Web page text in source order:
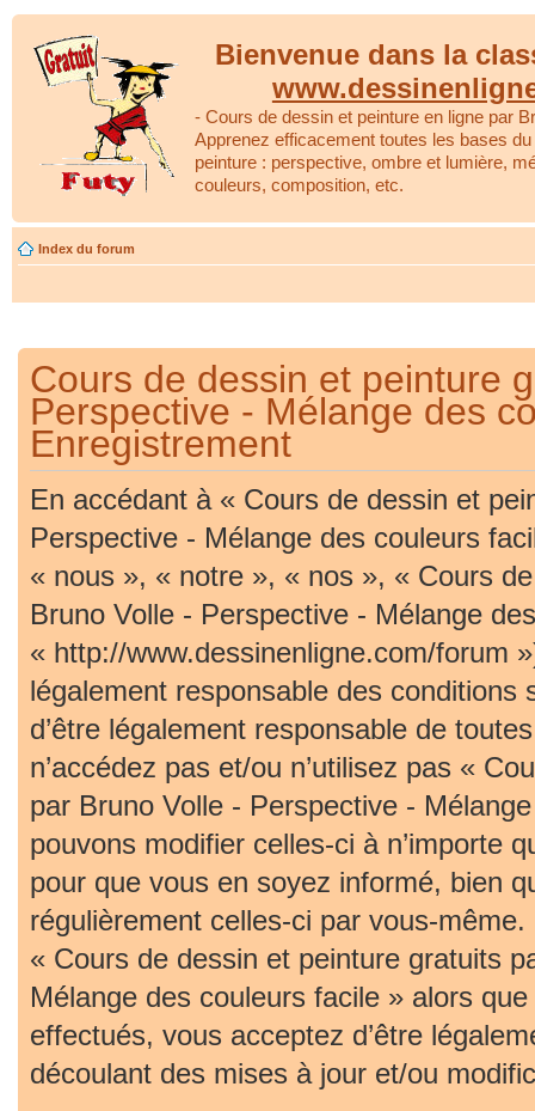
Bienvenue dans la
- Cours de dessin et peinture en ligne par
Apprenez efficacement toutes les bases
peinture : perspective, ombre et lumière,
couleurs, composition, etc.
Index du forum
Cours de dessin et peinture
Perspective - Mélange des
Enregistrement
En accédant à « Cours de dessin et
Perspective - Mélange des couleurs
« nous », « notre », « nos », « Cours
Bruno Volle - Perspective - Mélange
« http://www.dessinenligne.com/forum
légalement responsable des conditions
d’être légalement responsable de
n’accédez pas et/ou n’utilisez pas «
par Bruno Volle - Perspective -
pouvons modifier celles-ci à n’importe
pour que vous en soyez informé, bien
régulièrement celles-ci par vous-même.
« Cours de dessin et peinture gratuits
Mélange des couleurs facile » alors
effectués, vous acceptez d’être
découlant des mises à jour et/ou